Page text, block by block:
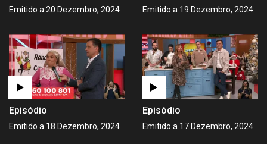
Emitido a 20 Dezembro, 2024 Emitido a 19 Dezembro, 2024
Episódio
Emitido a 18 Dezembro, 2024
Episódio
Emitido a 17 Dezembro, 2024